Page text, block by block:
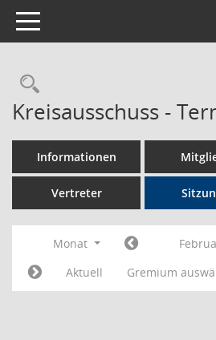
Toggle navigation
Rechercheauswahl
Kreisausschuss -
Informationen
Vertreter
Monat
Aktuell
Gremium